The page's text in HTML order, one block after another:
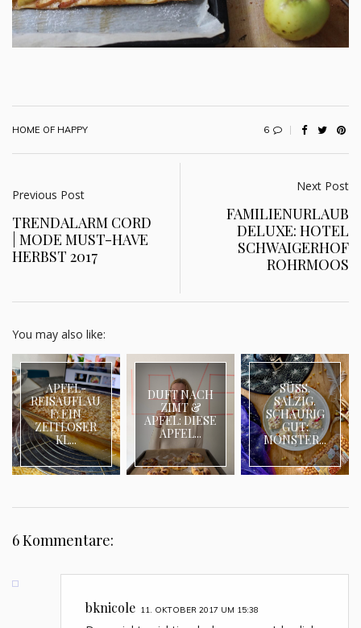
HOME OF HAPPY 6
Previous Post
TRENDALARM CORD
| MODE MUST-HAVE
HERBST 2017
Next Post
FAMILIENURLAUB
DELUXE: HOTEL
SCHWAIGERHOF
ROHRMOOS
You may also like:
APFEL-
REISAUFLAU
F: EIN
ZEITLOSER
KL...
DUFT NACH
ZIMT &
APFEL: DIESE
APFEL...
SÜSS.
SALZIG.
SCHAURIG
GUT:
MONSTER...
6 Kommentare:
bknicole 11. OKTOBER 2017 UM 15:38